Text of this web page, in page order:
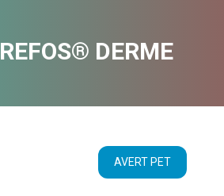
REFOS® DERME
AVERT PET